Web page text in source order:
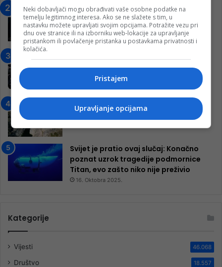
Nogometaši Igmana iznenadili
Konjičanke cvijećem i besplatnim
ulazom na utakmicu
7. Marta 2025.
Pokrenuta kampanja za izgradnju
inkluzivnog centra!
Neretva zavijena u crno
13. Augusta 2024.
Svijet je pratio ovaj slučaj: Konačno
poznat uzrok tragedije podmornice
Titan, evo zašto niko nije preživio
16. Oktobra 2025.
Kategorije
Vijesti 46.068
Društvo 18.557
Neki dobavljači mogu obrađivati vaše osobne podatke na
temelju legitimnog interesa. Ako se ne slažete s tim, u
nastavku možete upravljati svojim opcijama. Potražite vezu pri
dnu ove stranice ili na izborniku web-lokacije za upravljanje
pristankom ili povlačenje pristanka u postavkama privatnosti i
kolačića.
Pristajem
Upravljanje opcijama